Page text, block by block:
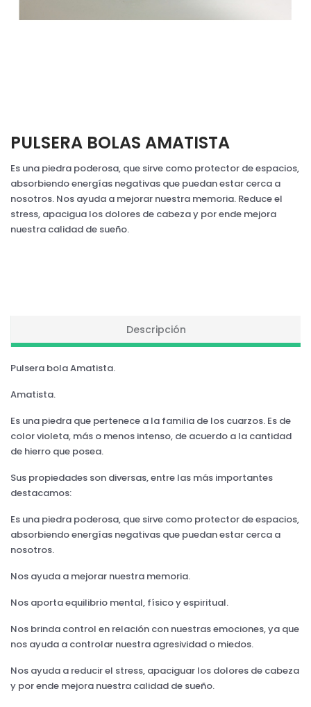
PULSERA BOLAS AMATISTA
Es una piedra poderosa, que sirve como protector de espacios,
absorbiendo energías negativas que puedan estar cerca a
nosotros. Nos ayuda a mejorar nuestra memoria. Reduce el
stress, apacigua los dolores de cabeza y por ende mejora
nuestra calidad de sueño.
Descripción
Pulsera bola Amatista.
Amatista.
Es una piedra que pertenece a la familia de los cuarzos. Es de
color violeta, más o menos intenso, de acuerdo a la cantidad
de hierro que posea.
Sus propiedades son diversas, entre las más importantes
destacamos:
Es una piedra poderosa, que sirve como protector de espacios,
absorbiendo energías negativas que puedan estar cerca a
nosotros.
Nos ayuda a mejorar nuestra memoria.
Nos aporta equilibrio mental, físico y espiritual.
Nos brinda control en relación con nuestras emociones, ya que
nos ayuda a controlar nuestra agresividad o miedos.
Nos ayuda a reducir el stress, apaciguar los dolores de cabeza
y por ende mejora nuestra calidad de sueño.